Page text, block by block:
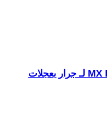
وصلة أمامية MX R16 MX-519914 لـ جرار بعجلات